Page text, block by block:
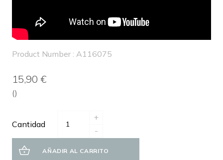
Product Number : A116075
15,90 €
()
Cantidad
+
-
AÑADIR AL CARRITO